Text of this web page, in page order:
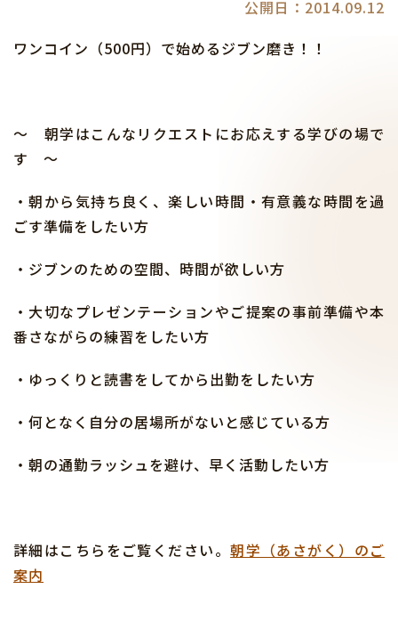
公開日：2014.09.12
ワンコイン（500円）で始めるジブン磨き！！
～ 朝学はこんなリクエストにお応えする学びの場で
す ～
・朝から気持ち良く、楽しい時間・有意義な時間を過
ごす準備をしたい方
・ジブンのための空間、時間が欲しい方
・大切なプレゼンテーションやご提案の事前準備や本
番さながらの練習をしたい方
・ゆっくりと読書をしてから出勤をしたい方
・何となく自分の居場所がないと感じている方
・朝の通勤ラッシュを避け、早く活動したい方
詳細はこちらをご覧ください。朝学（あさがく）のご
案内